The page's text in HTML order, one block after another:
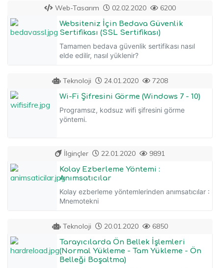
Web-Tasarım 02.02.2020 6200
Websiteniz İçin Bedava Güvenlik
Sertifikası (SSL Sertifikası)
Tamamen bedava güvenlik sertifikası nasıl
elde edilir, nasıl yüklenir?
Teknoloji 24.01.2020 7208
Wi-Fi Şifresini Görme (Windows 7 - 10)
Programsız, kodsuz wifi şifresini görme
yöntemi.
İlginçler 22.01.2020 9891
Kolay Ezberleme Yöntemi :
Anımsatıcılar
Kolay ezberleme yöntemlerinden anımsatıcılar :
Mnemotekni
Teknoloji 20.01.2020 6850
Tarayıcılarda Ön Bellek İşlemleri
(Normal Yükleme - Tam Yükleme - Ön
Belleği Boşaltma)